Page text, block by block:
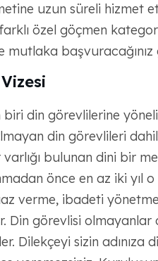
uzun süreli hizmet
özel göçmen
başvuracağınız
din görevlilerine
din görevlileri
bulunan dini bir
önce en az iki yıl o
verme, ibadeti
Din görevlisi
sizin adınıza